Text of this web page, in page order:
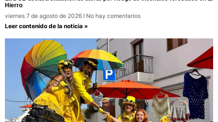
Hierro
viernes 7 de agosto de 2026
No hay comentarios
Leer contenido de la noticia »